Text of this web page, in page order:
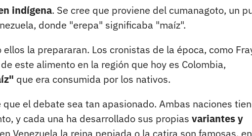
indígena. Se cree que proviene del cumanagoto, un
donde "erepa" significaba "maíz".
la prepararan. Los cronistas de la época, como
este alimento en la región que hoy es Colombia,
que era consumida por los nativos.
el debate sea tan apasionado. Ambas naciones
y cada una ha desarrollado sus propias variantes y